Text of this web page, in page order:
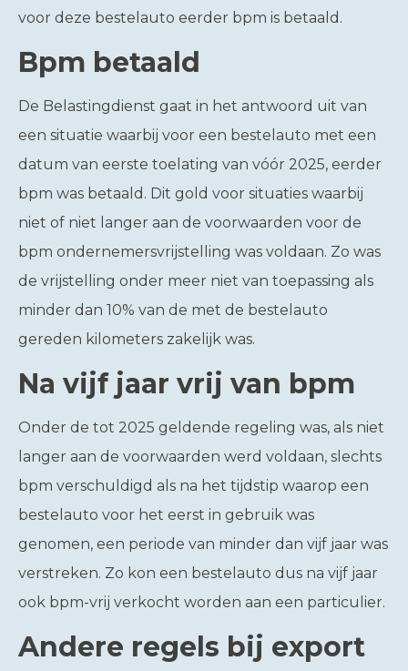
voor deze bestelauto eerder bpm is betaald.
Bpm betaald
De Belastingdienst gaat in het antwoord uit van
een situatie waarbij voor een bestelauto met een
datum van eerste toelating van vóór 2025, eerder
bpm was betaald. Dit gold voor situaties waarbij
niet of niet langer aan de voorwaarden voor de
bpm ondernemersvrijstelling was voldaan. Zo was
de vrijstelling onder meer niet van toepassing als
minder dan 10% van de met de bestelauto
gereden kilometers zakelijk was.
Na vijf jaar vrij van bpm
Onder de tot 2025 geldende regeling was, als niet
langer aan de voorwaarden werd voldaan, slechts
bpm verschuldigd als na het tijdstip waarop een
bestelauto voor het eerst in gebruik was
genomen, een periode van minder dan vijf jaar was
verstreken. Zo kon een bestelauto dus na vijf jaar
ook bpm-vrij verkocht worden aan een particulier.
Andere regels bij export